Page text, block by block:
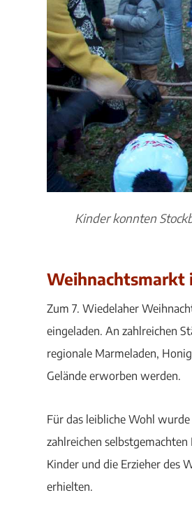
Kinder konnten
Weihnachtsmarkt
Zum 7. Wiedelaher
eingeladen. An zahlreichen
regionale Marmeladen,
Gelände erworben werden.
Für das leibliche Wohl
zahlreichen
Kinder und die Erzieher des
erhielten.